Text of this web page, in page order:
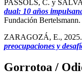
PASSOLS, C. y
dual: 10 años
Fundación Bertelsmann.
ZARAGOZÁ, E., 2025.
preocupaciones y
Gorrotoa /